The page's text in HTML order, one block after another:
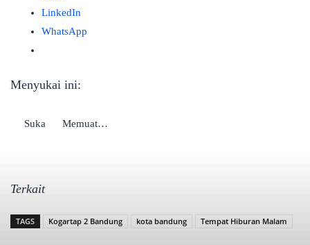
LinkedIn
WhatsApp
Menyukai ini:
Suka Memuat…
Terkait
TAGS Kogartap 2 Bandung kota bandung Tempat Hiburan Malam